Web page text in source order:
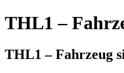
THL1 –
THL1 – Fahrzeug